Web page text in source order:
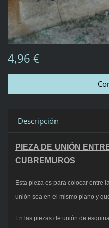
4,96 €
Descripción
PIEZA DE UNIÓN
CUBREMUROS
Esta pieza es para colocar entre
unión sea en el mismo plano y
En las piezas de unión de